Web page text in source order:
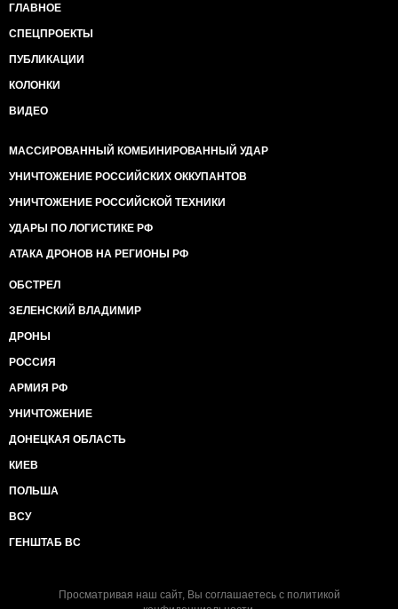
ГЛАВНОЕ
СПЕЦПРОЕКТЫ
ПУБЛИКАЦИИ
КОЛОНКИ
ВИДЕО
МАССИРОВАННЫЙ КОМБИНИРОВАННЫЙ УДАР
УНИЧТОЖЕНИЕ РОССИЙСКИХ ОККУПАНТОВ
УНИЧТОЖЕНИЕ РОССИЙСКОЙ ТЕХНИКИ
УДАРЫ ПО ЛОГИСТИКЕ РФ
АТАКА ДРОНОВ НА РЕГИОНЫ РФ
ОБСТРЕЛ
ЗЕЛЕНСКИЙ ВЛАДИМИР
ДРОНЫ
РОССИЯ
АРМИЯ РФ
УНИЧТОЖЕНИЕ
ДОНЕЦКАЯ ОБЛАСТЬ
КИЕВ
ПОЛЬША
ВСУ
ГЕНШТАБ ВС
Просматривая наш сайт, Вы соглашаетесь с политикой